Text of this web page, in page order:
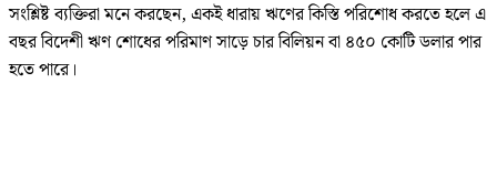
সংশ্লিষ্ট ব্যক্তিরা মনে করছেন, একই ধারায় ঋণের কিস্তি পরিশোধ করতে হলে এ
বছর বিদেশী ঋণ শোধের পরিমাণ সাড়ে চার বিলিয়ন বা ৪৫০ কোটি ডলার পার
হতে পারে।